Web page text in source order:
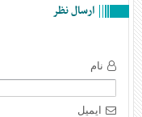
ارسال نظر
نام
ایمیل